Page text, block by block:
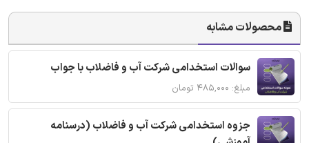
محصولات مشابه
سوالات استخدامی شرکت آب و فاضلاب با جواب
مبلغ: ۴۸۵,۰۰۰ تومان
جزوه استخدامی شرکت آب و فاضلاب (درسنامه